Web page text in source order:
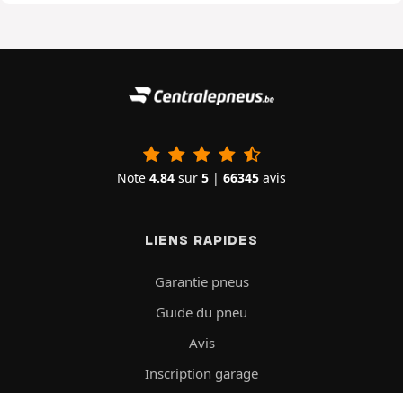
Note 4.84 sur 5 | 66345 avis
LIENS RAPIDES
Garantie pneus
Guide du pneu
Avis
Inscription garage